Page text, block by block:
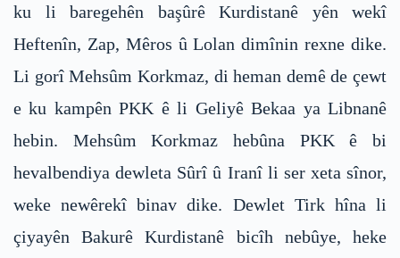
ku li baregehên başûrê Kurdistanê yên wekî
Heftenîn, Zap, Mêros û Lolan dimînin rexne dike.
Li gorî Mehsûm Korkmaz, di heman demê de çewt
e ku kampên PKK ê li Geliyê Bekaa ya Libnanê
hebin. Mehsûm Korkmaz hebûna PKK ê bi
hevalbendiya dewleta Sûrî û Iranî li ser xeta sînor,
weke newêrekî binav dike. Dewlet Tirk hîna li
çiyayên Bakurê Kurdistanê bicîh nebûye, heke